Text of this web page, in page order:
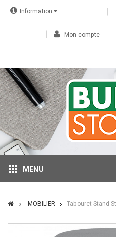
Information
Mon compte
MENU
MOBILIER Tabouret Stand